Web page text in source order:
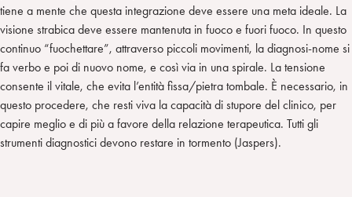
tiene a mente che questa integrazione deve essere una meta ideale. La
visione strabica deve essere mantenuta in fuoco e fuori fuoco. In questo
continuo “fuochettare”, attraverso piccoli movimenti, la diagnosi-nome si
fa verbo e poi di nuovo nome, e così via in una spirale. La tensione
consente il vitale, che evita l’entità fissa/pietra tombale. È necessario, in
questo procedere, che resti viva la capacità di stupore del clinico, per
capire meglio e di più a favore della relazione terapeutica. Tutti gli
strumenti diagnostici devono restare in tormento (Jaspers).